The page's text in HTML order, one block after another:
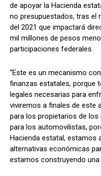
de apoyar la Hacienda
no presupuestados, tras el
del 2021 que impactará
mil millones de pesos
participaciones federales.
“Este es un mecanismo
finanzas estatales, porque
legales necesarias para
viviremos a finales de este
para los propietarios de
para los automovilistas,
Hacienda estatal, estamos
alternativas económicas
estamos construyendo una